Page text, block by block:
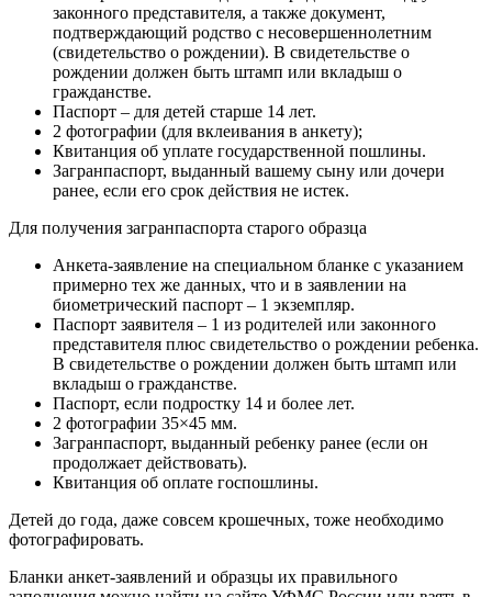
законного представителя, а также документ,
подтверждающий родство с несовершеннолетним
(свидетельство о рождении). В свидетельстве о
рождении должен быть штамп или вкладыш о
гражданстве.
Паспорт – для детей старше 14 лет.
2 фотографии (для вклеивания в анкету);
Квитанция об уплате государственной пошлины.
Загранпаспорт, выданный вашему сыну или дочери
ранее, если его срок действия не истек.
Для получения загранпаспорта старого образца
Анкета-заявление на специальном бланке с указанием
примерно тех же данных, что и в заявлении на
биометрический паспорт – 1 экземпляр.
Паспорт заявителя – 1 из родителей или законного
представителя плюс свидетельство о рождении ребенка.
В свидетельстве о рождении должен быть штамп или
вкладыш о гражданстве.
Паспорт, если подростку 14 и более лет.
2 фотографии 35×45 мм.
Загранпаспорт, выданный ребенку ранее (если он
продолжает действовать).
Квитанция об оплате госпошлины.
Детей до года, даже совсем крошечных, тоже необходимо
фотографировать.
Бланки анкет-заявлений и образцы их правильного